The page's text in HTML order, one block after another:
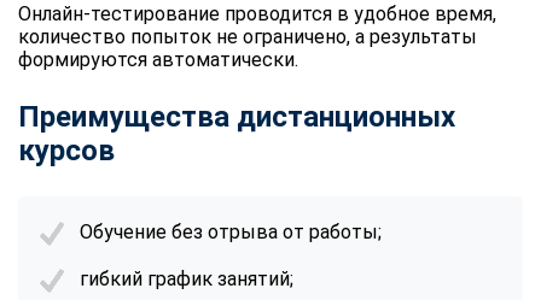
Онлайн-тестирование проводится в удобное время,
количество попыток не ограничено, а результаты
формируются автоматически.
Преимущества дистанционных
курсов
Обучение без отрыва от работы;
гибкий график занятий;